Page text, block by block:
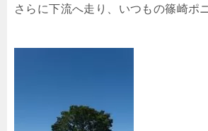
さらに下流へ走り、いつもの篠崎ポ